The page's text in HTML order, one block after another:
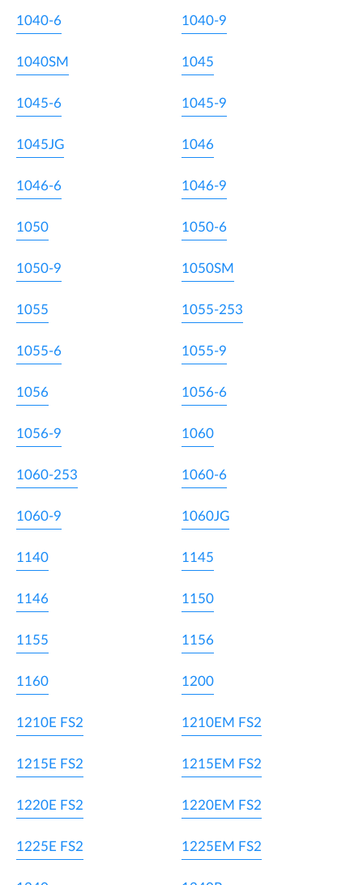
1040-6 1040-9
1040SM 1045
1045-6 1045-9
1045JG 1046
1046-6 1046-9
1050 1050-6
1050-9 1050SM
1055 1055-253
1055-6 1055-9
1056 1056-6
1056-9 1060
1060-253 1060-6
1060-9 1060JG
1140 1145
1146 1150
1155 1156
1160 1200
1210E FS2 1210EM FS2
1215E FS2 1215EM FS2
1220E FS2 1220EM FS2
1225E FS2 1225EM FS2